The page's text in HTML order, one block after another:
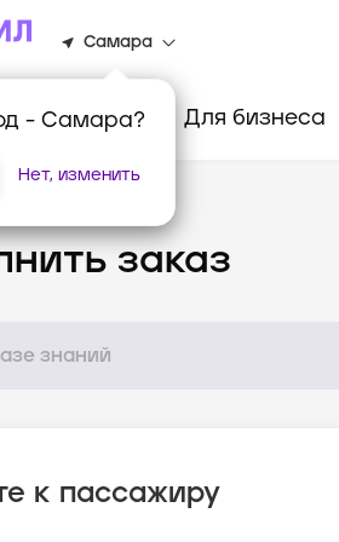
Самара
- Самара?
Нет, изменить
Для бизнеса
заказ
к пассажиру